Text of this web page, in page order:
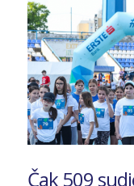
Čak 509